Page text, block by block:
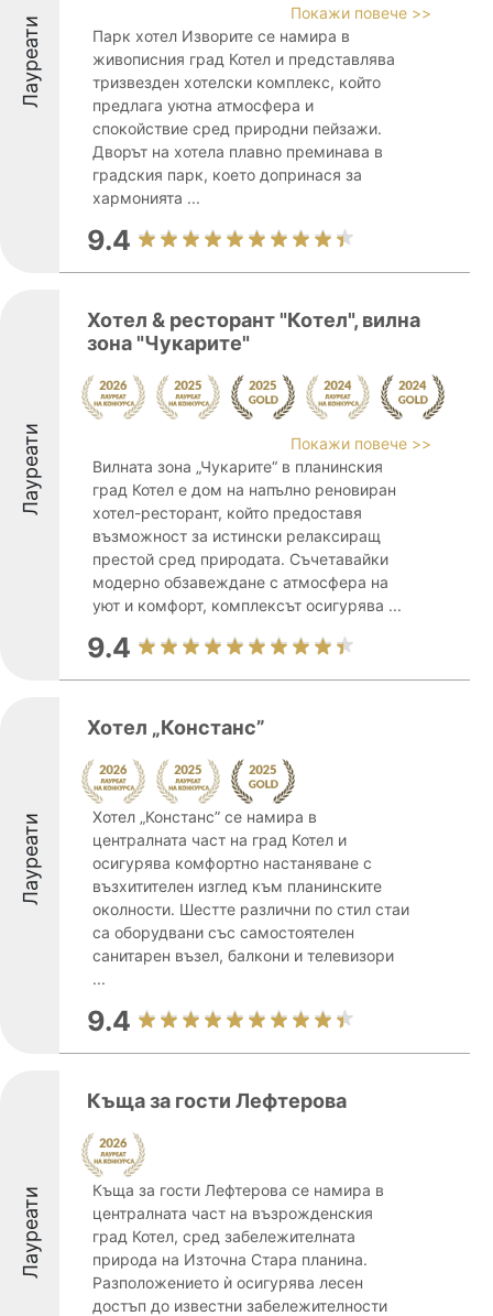
Лауреати
Покажи повече >>
Парк хотел Изворите се намира в
живописния град Котел и представлява
тризвезден хотелски комплекс, който
предлага уютна атмосфера и
спокойствие сред природни пейзажи.
Дворът на хотела плавно преминава в
градския парк, което допринася за
хармонията ...
9.4
Лауреати
Хотел & ресторант "Котел", вилна
зона "Чукарите"
Покажи повече >>
Вилната зона „Чукарите“ в планинския
град Котел е дом на напълно реновиран
хотел-ресторант, който предоставя
възможност за истински релаксиращ
престой сред природата. Съчетавайки
модерно обзавеждане с атмосфера на
уют и комфорт, комплексът осигурява ...
9.4
Лауреати
Хотел „Констанс”
Хотел „Констанс” се намира в
централната част на град Котел и
осигурява комфортно настаняване с
възхитителен изглед към планинските
околности. Шестте различни по стил стаи
са оборудвани със самостоятелен
санитарен възел, балкони и телевизори
...
9.4
Лауреати
Къща за гости Лефтерова
Къща за гости Лефтерова се намира в
централната част на възрожденския
град Котел, сред забележителната
природа на Източна Стара планина.
Разположението ѝ осигурява лесен
достъп до известни забележителности